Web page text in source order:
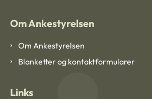
Om Ankestyrelsen
Om Ankestyrelsen
Blanketter og kontaktformularer
Links